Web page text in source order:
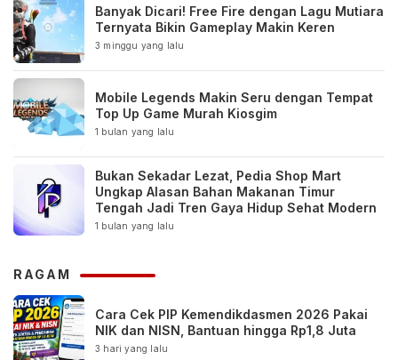
Banyak Dicari! Free Fire dengan Lagu Mutiara
Ternyata Bikin Gameplay Makin Keren
3 minggu yang lalu
Mobile Legends Makin Seru dengan Tempat
Top Up Game Murah Kiosgim
1 bulan yang lalu
Bukan Sekadar Lezat, Pedia Shop Mart
Ungkap Alasan Bahan Makanan Timur
Tengah Jadi Tren Gaya Hidup Sehat Modern
1 bulan yang lalu
RAGAM
Cara Cek PIP Kemendikdasmen 2026 Pakai
NIK dan NISN, Bantuan hingga Rp1,8 Juta
3 hari yang lalu